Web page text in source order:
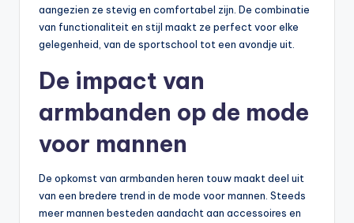
aangezien ze stevig en comfortabel zijn. De combinatie
van functionaliteit en stijl maakt ze perfect voor elke
gelegenheid, van de sportschool tot een avondje uit.
De impact van
armbanden op de mode
voor mannen
De opkomst van armbanden heren touw maakt deel uit
van een bredere trend in de mode voor mannen. Steeds
meer mannen besteden aandacht aan accessoires en